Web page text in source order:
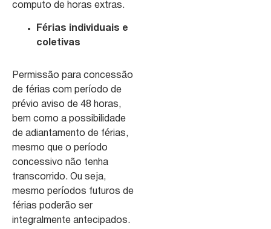
computo de horas extras.
Férias individuais e
coletivas
Permissão para concessão
de férias com período de
prévio aviso de 48 horas,
bem como a possibilidade
de adiantamento de férias,
mesmo que o período
concessivo não tenha
transcorrido. Ou seja,
mesmo períodos futuros de
férias poderão ser
integralmente antecipados.